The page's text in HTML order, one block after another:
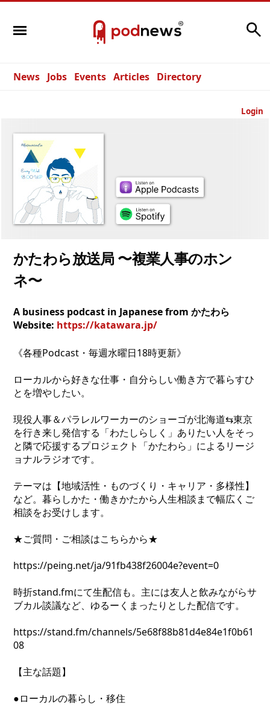
News Jobs Events Articles Directory
Login
かたわら放送局 〜複業人事のホン
ネ〜
A business podcast in Japanese from かたわら
Website: https://katawara.jp/
《各種Podcast・毎週水曜日18時更新》
ローカルから好きな仕事・自分らしい働き方で暮らすひ
とを増やしたい。
現役人事＆パラレルワーカーのショーゴが北海道⇆東京
を行き来し発信する「わたしらしく」ありたい人をそっ
と隣で応援するプロジェクト「かたわら」によるリージ
ョナルラジオです。
テーマは【地域活性・ものづくり・キャリア・多様性】
など。暮らしかた・働きかたから人生相談まで幅広くご
相談をお受けします。
★ご質問・ご相談はこちらから★
https://peing.net/ja/91fb438f26004e?event=0
時折stand.fmにて生配信も。主には友人と飲みながらサ
ブカル談議など、ゆるーくまったりとした配信です。
https://stand.fm/channels/5e68f88b81d4e84e1f0b61
08
【主な話題】
●ローカルの暮らし・移住